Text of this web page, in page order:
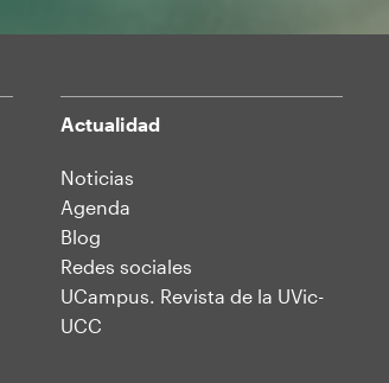
Actualidad
Noticias
Agenda
Blog
Redes sociales
UCampus. Revista de la UVic-
UCC